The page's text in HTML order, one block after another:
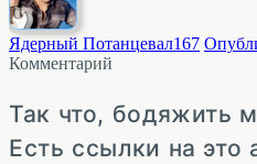
Ядерный Потанцевал167
Комментарий
Так что, бодяжить
Есть ссылки на это